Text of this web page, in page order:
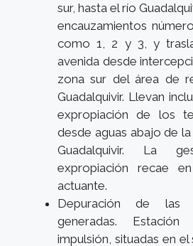
sur, hasta el río
encauzamientos
como 1, 2 y 3, y
avenida desde
zona sur del área de
Guadalquivir. Llevan
expropiación de los
desde aguas abajo de
Guadalquivir. La
expropiación recae
actuante.
Depuración de las
generadas.
impulsión, situadas en